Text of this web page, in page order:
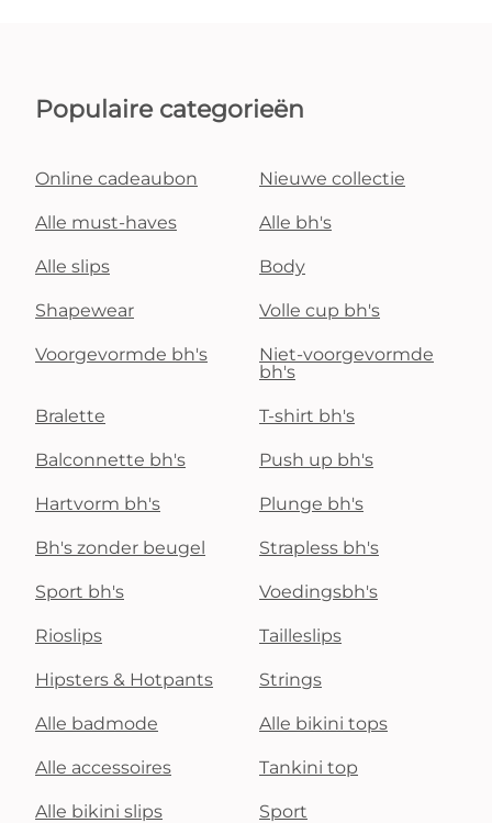
Populaire categorieën
Online cadeaubon Nieuwe collectie
Alle must-haves Alle bh's
Alle slips Body
Shapewear Volle cup bh's
Voorgevormde bh's
Niet-voorgevormde
bh's
Bralette T-shirt bh's
Balconnette bh's Push up bh's
Hartvorm bh's Plunge bh's
Bh's zonder beugel Strapless bh's
Sport bh's Voedingsbh's
Rioslips Tailleslips
Hipsters & Hotpants Strings
Alle badmode Alle bikini tops
Alle accessoires Tankini top
Alle bikini slips Sport